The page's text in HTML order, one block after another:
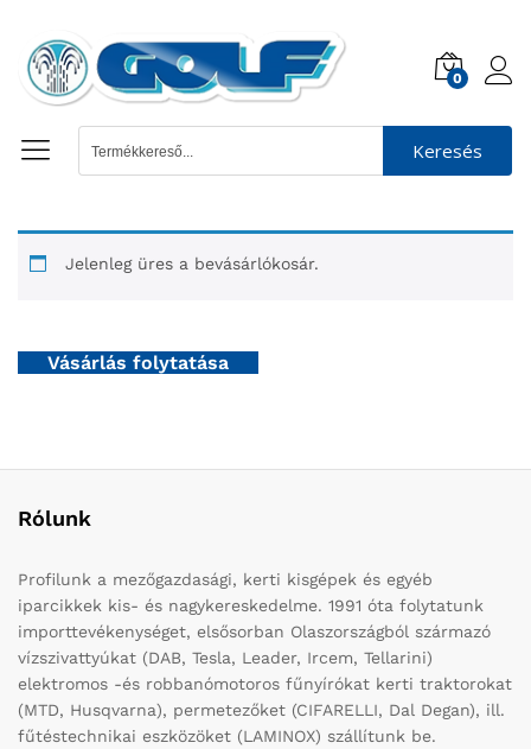
0
Keresés
Jelenleg üres a bevásárlókosár.
Vásárlás folytatása
Rólunk
Profilunk a mezőgazdasági, kerti kisgépek és egyéb
iparcikkek kis- és nagykereskedelme. 1991 óta folytatunk
importtevékenységet, elsősorban Olaszországból származó
vízszivattyúkat (DAB, Tesla, Leader, Ircem, Tellarini)
elektromos -és robbanómotoros fűnyírókat kerti traktorokat
(MTD, Husqvarna), permetezőket (CIFARELLI, Dal Degan), ill.
fűtéstechnikai eszközöket (LAMINOX) szállítunk be.